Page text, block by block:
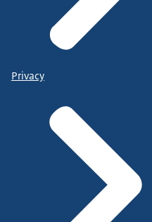
Privacy